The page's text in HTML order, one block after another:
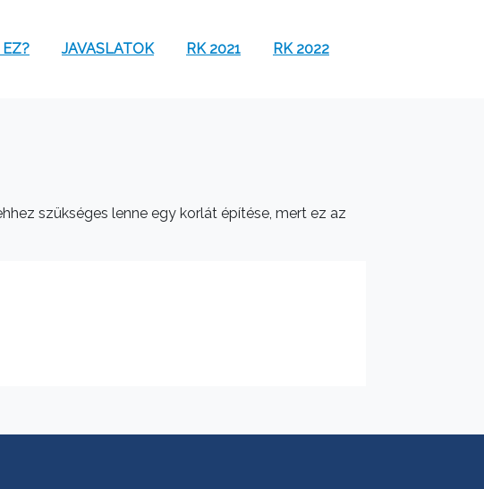
EZ? JAVASLATOK RK 2021 RK 2022
szükséges lenne egy korlát építése, mert ez az